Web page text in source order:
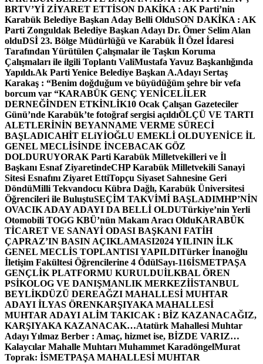
BRTV’Yİ ZİYARET ETTİSON DAKİKA : AK Parti’nin
Karabük Belediye Başkan Aday Belli OlduSON DAKİKA : AK
Parti Zonguldak Belediye Başkan Adayı Dr. Ömer Selim Alan
olduDSİ 23. Bölge Müdürlüğü ve Karabük İl Özel İdaresi
Tarafından Yürütülen Çalışmalar ile Taşkın Koruma
Çalışmaları ile ilgili Toplantı ValiMustafa Yavuz Başkanlığında
Yapıldı.Ak Parti Yenice Belediye Başkan A.Adayı Sertaş
Karakaş : “Benim doğduğum ve büyüdüğüm şehre bir vefa
borcum var “KARABÜK GENÇ YENİCELİLER
DERNEĞİNDEN ETKİNLİK10 Ocak Çalışan Gazeteciler
Günü’nde Karabük’te fotoğraf sergisi açıldıÖLÇÜ VE TARTI
ALETLERİNİN BEYANNAME VERME SÜRECİ
BAŞLADICAHİT ELiYİOĞLU EMEKLİ OLDUYENİCE İL
GENEL MECLİSİNDE İNCEBACAK GÖZ
DOLDURUYORAK Parti Karabük Milletvekilleri ve İl
Başkanı Esnaf ZiyaretindeCHP Karabük Milletvekili Sanayi
Sitesi Esnafını Ziyaret EttiTopçu Siyaset Sahnesine Geri
DöndüMilli Tekvandocu Kübra Dağlı, Karabük Üniversitesi
Öğrencileri ile BuluştuSEÇİM TAKVİMİ BAŞLADIMHP’NİN
OVACIK ADAY ADAYI DA BELLİ OLDUTürkiye’nin Yerli
Otomobili TOGG KBÜ’nün Makam Aracı OlduKARABÜK
TİCARET VE SANAYİ ODASI BAŞKANI FATİH
ÇAPRAZ’IN BASIN AÇIKLAMASI2024 YILININ İLK
GENEL MECLİS TOPLANTISI YAPILDITürker İnanoğlu
İletişim Fakültesi Öğrencilerine 4 ÖdülSayı-116İSMETPAŞA
GENÇLİK PLATFORMU KURULDUİLKBAL ÖREN
PSİKOLOG VE DANIŞMANLIK MERKEZİİSTANBUL
BEYLİKDÜZÜ DEREAĞZI MAHALLESİ MUHTAR
ADAYI İLYAS ÖRENKARŞIYAKA MAHALLESİ
MUHTAR ADAYI ALİM TAKICAK : BİZ KAZANACAĞIZ,
KARŞIYAKA KAZANACAK…Atatürk Mahallesi Muhtar
Adayı Yılmaz Berber : Amaç, hizmet ise, BİZDE VARIZ…
Kalaycılar Mahalle Muhtarı Muhammet KaradöngelMurat
Toprak: İSMETPAŞA MAHALLESİ MUHTAR